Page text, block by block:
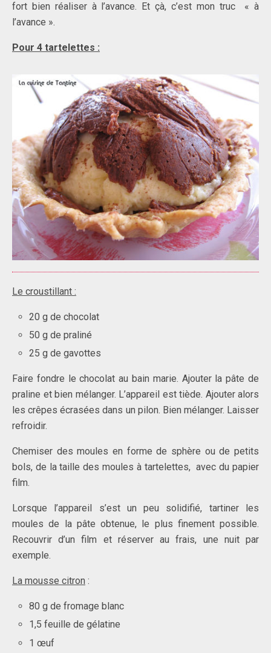
fort bien réaliser à l’avance. Et çà, c’est mon truc « à
l’avance ».
Pour 4 tartelettes :
Le croustillant :
20 g de chocolat
50 g de praliné
25 g de gavottes
Faire fondre le chocolat au bain marie. Ajouter la pâte de
praline et bien mélanger. L’appareil est tiède. Ajouter alors
les crêpes écrasées dans un pilon. Bien mélanger. Laisser
refroidir.
Chemiser des moules en forme de sphère ou de petits
bols, de la taille des moules à tartelettes, avec du papier
film.
Lorsque l’appareil s’est un peu solidifié, tartiner les
moules de la pâte obtenue, le plus finement possible.
Recouvrir d’un film et réserver au frais, une nuit par
exemple.
La mousse citron :
80 g de fromage blanc
1,5 feuille de gélatine
1 œuf